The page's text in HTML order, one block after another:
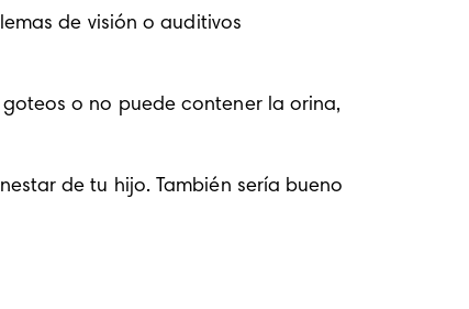
de visión o auditivos
o no puede contener la orina,
de tu hijo. También sería bueno